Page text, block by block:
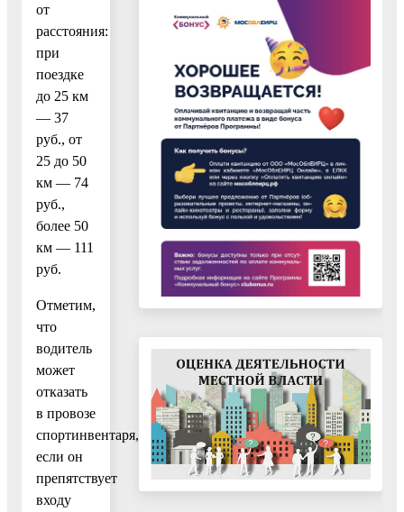
от
расстояния:
при
поездке
до 25 км
— 37
руб., от
25 до 50
км — 74
руб.,
более 50
км — 111
руб.
Отметим,
что
водитель
может
отказать
в провозе
спортинвентаря,
если он
препятствует
входу